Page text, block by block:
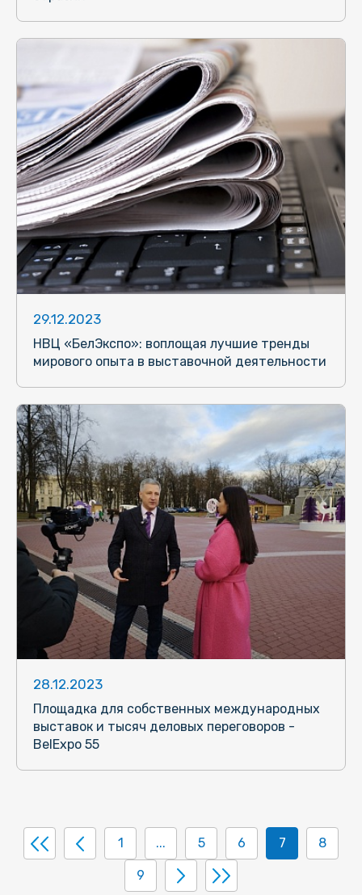
29.12.2023
НВЦ «БелЭкспо»: воплощая лучшие тренды
мирового опыта в выставочной деятельности
28.12.2023
Площадка для собственных международных
выставок и тысяч деловых переговоров -
BelExpo 55
1 ... 5 6 7 8
9